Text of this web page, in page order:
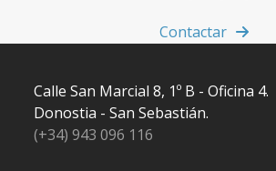
Contactar
Calle San Marcial 8, 1º B - Oficina 4.
Donostia - San Sebastián.
(+34) 943 096 116